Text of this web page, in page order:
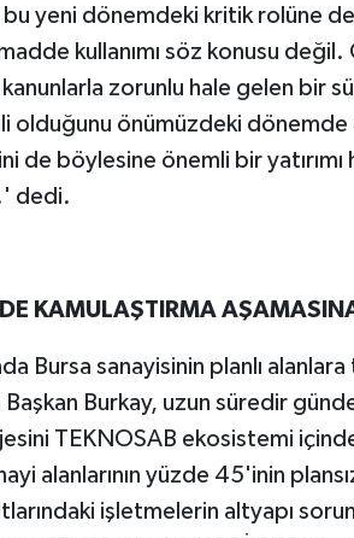
yeni dönemdeki kritik rolüne
kullanımı söz konusu
zorunlu hale gelen bir
olduğunu önümüzdeki
de böylesine önemli bir
dedi.
KAMULAŞTIRMA
Bursa sanayisinin planlı alanlara
Başkan Burkay, uzun süredir
TEKNOSAB ekosistemi
alanlarının yüzde 45'inin
işletmelerin altyapı